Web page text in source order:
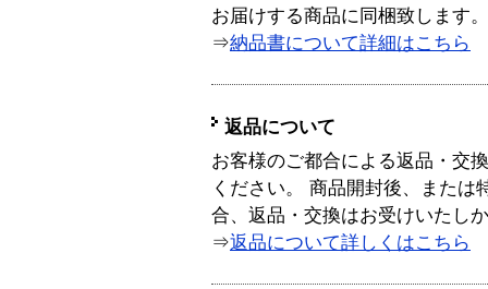
お届けする商品に同梱致します。
⇒納品書について詳細はこちら
返品について
お客様のご都合による返品・交
ください。 商品開封後、または
合、返品・交換はお受けいたし
⇒返品について詳しくはこちら